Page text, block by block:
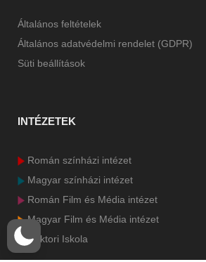
Általános feltételek
Általános adatvédelmi rendelet (GDPR)
Süti beállítások
INTÉZETEK
Román színházi intézet
Magyar színházi intézet
Román Film és Média intézet
Magyar Film és Média intézet
Doktori Iskola